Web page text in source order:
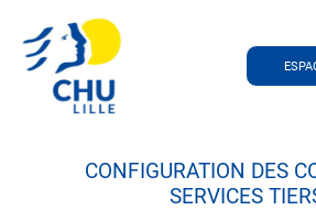
CONFIGURATION DES
SERVICES